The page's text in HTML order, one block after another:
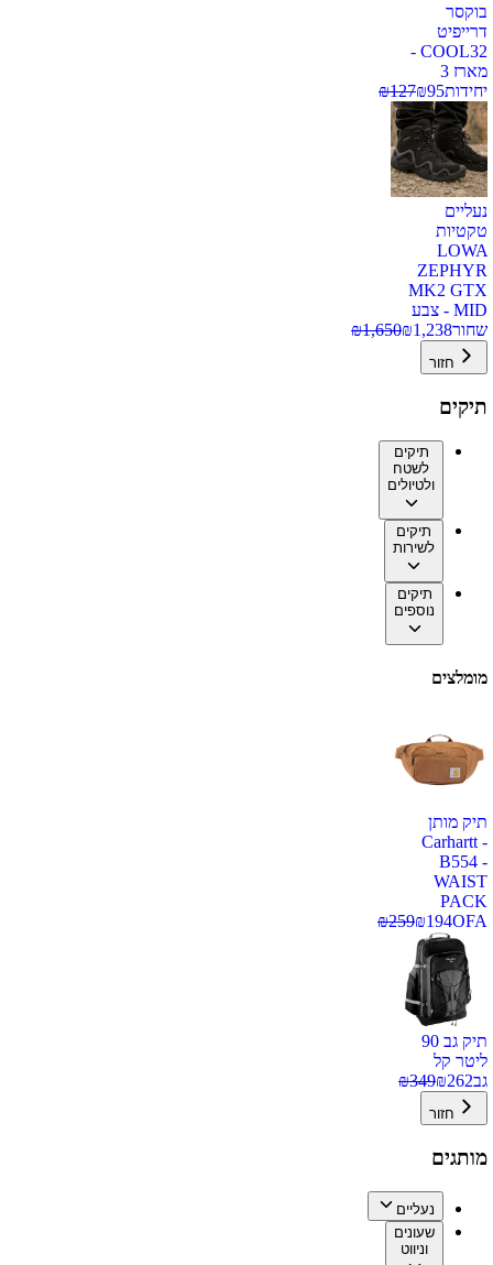
בוקסר
דרייפיט
COOL32 -
מארז 3
יחידות
₪95
₪127
נעליים
טקטיות
LOWA
ZEPHYR
MK2 GTX
MID - צבע
שחור
₪1,238
₪1,650
חזור
תיקים
תיקים
לשטח
ולטיולים
תיקים
לשירות
תיקים
נוספים
מומלצים
תיק מותן
Carhartt -
B554 -
WAIST
PACK
OFA
₪194
₪259
תיק גב 90
ליטר קל
גב
₪262
₪349
חזור
מותגים
נעליים
שעונים
וניווט